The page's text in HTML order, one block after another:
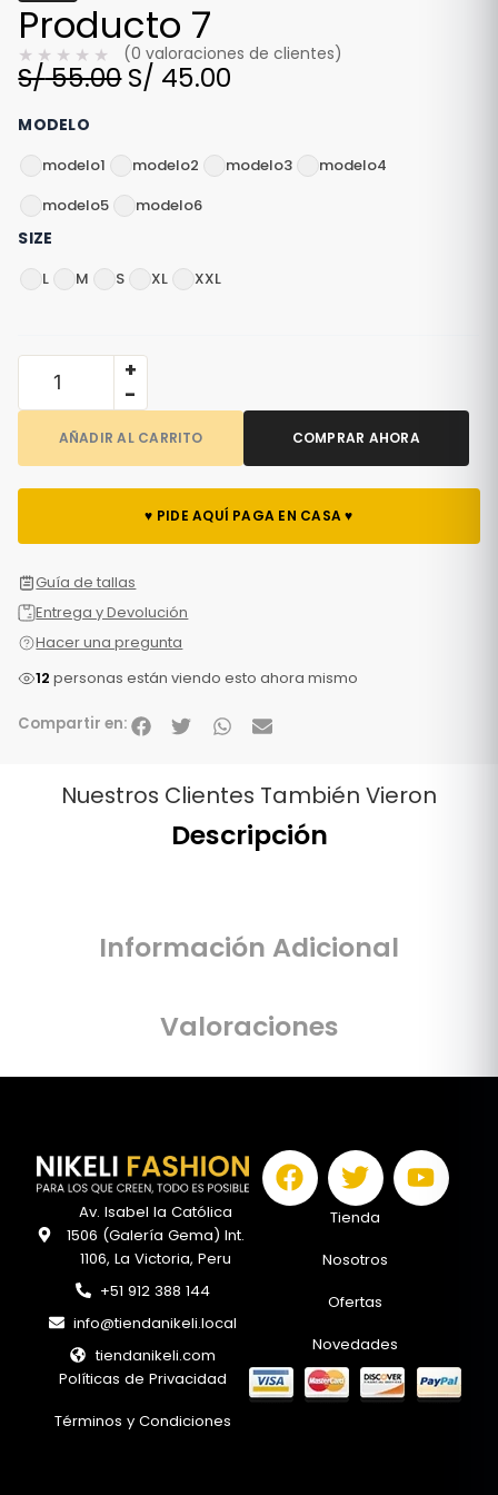
Producto 7
Valorado
0
de
5
(0 valoraciones de clientes)
S/55.00 El
era:
S/ 55.00.
S/ 45.00
es:
MODELO
modelo1 modelo2 modelo3
modelo4
modelo5
modelo6
SIZE
L M S XL XXL
Producto
cantidad
+
-
AÑADIR AL CARRITO COMPRAR AHORA
♥ PIDE AQUÍ PAGA EN CASA ♥
Guía de tallas
Entrega y Devolución
Hacer una pregunta
12 personas están viendo esto ahora mismo
Compartir en:
Nuestros Clientes También Vieron
Descripción
Información Adicional
Valoraciones
Av. Isabel la Católica
1506 (Galería Gema) Int.
1106, La Victoria, Peru
+51 912 388 144
info@tiendanikeli.local
tiendanikeli.com
F
a
c
k
T
w
i
t
t
e
r
Y
o
u
Tienda
Nosotros
Ofertas
Novedades
Políticas de Privacidad
Términos y Condiciones